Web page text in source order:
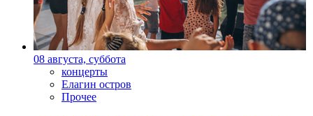
08 августа, суббота
концерты
Елагин остров
Прочее